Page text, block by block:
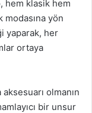
hem klasik hem
yön
yaparak, her
ortaya
olmanın
bir unsur